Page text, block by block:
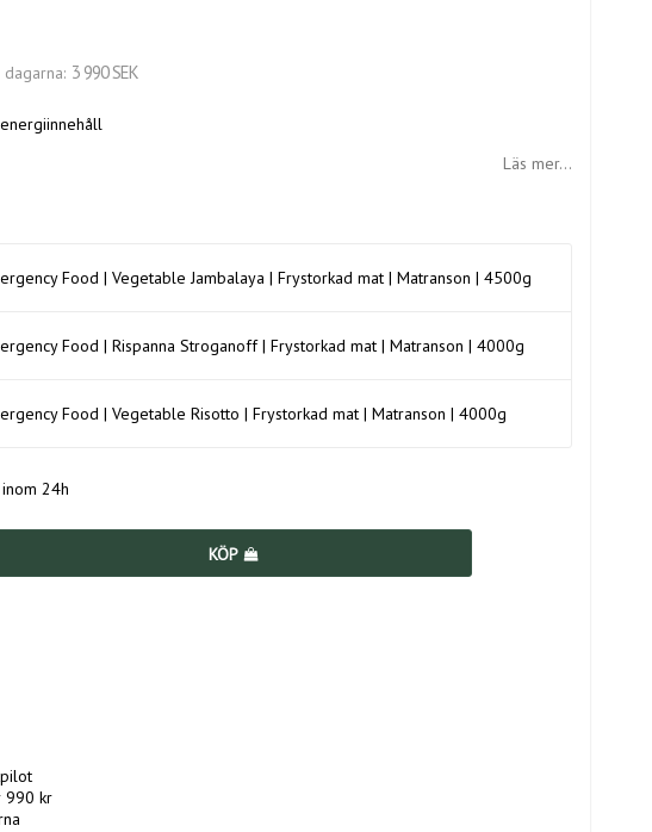
3 990 SEK
Läs mer...
Food | Vegetable Jambalaya | Frystorkad mat | Matranson | 4500g
Food | Rispanna Stroganoff | Frystorkad mat | Matranson | 4000g
Food | Vegetable Risotto | Frystorkad mat | Matranson | 4000g
24h
KÖP
990 kr